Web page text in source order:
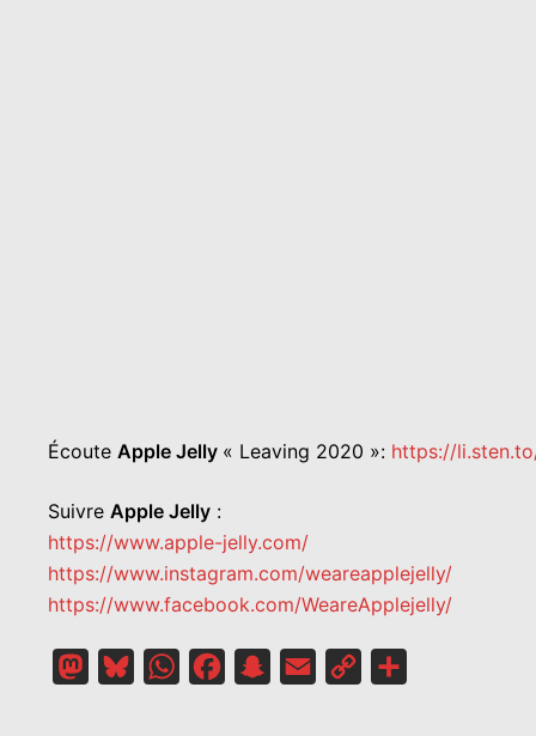
Écoute Apple Jelly « Leaving 2020 »: https://
Suivre Apple Jelly :
https://www.apple-jelly.com/
https://www.instagram.com/weareapplejelly/
https://www.facebook.com/WeareApplejelly/
MastodonBlueskyWhatsAppFacebookSnapchat
Email
Copy